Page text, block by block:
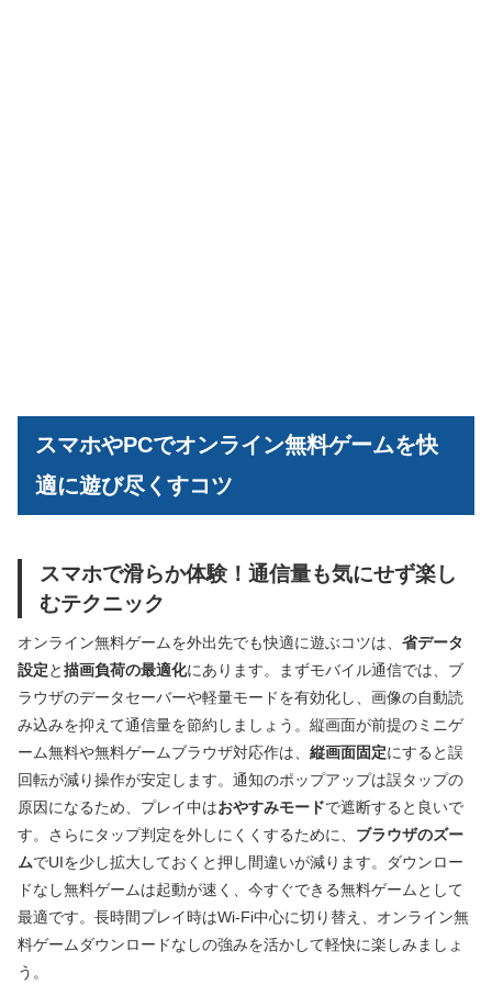
スマホやPCでオンライン無料ゲームを快
適に遊び尽くすコツ
スマホで滑らか体験！通信量も気にせず楽し
むテクニック
オンライン無料ゲームを外出先でも快適に遊ぶコツは、 省データ
設定と描画負荷の最適化にあります。まずモバイル通信では、ブ
ラウザのデータセーバーや軽量モードを有効化し、画像の自動読
み込みを抑えて通信量を節約しましょう。縦画面が前提のミニゲ
ーム無料や無料ゲームブラウザ対応作は、 縦画面固定にすると誤
回転が減り操作が安定します。通知のポップアップは誤タップの
原因になるため、プレイ中はおやすみモードで遮断すると良いで
す。さらにタップ判定を外しにくくするために、 ブラウザのズー
ムでUIを少し拡大しておくと押し間違いが減ります。ダウンロー
ドなし無料ゲームは起動が速く、今すぐできる無料ゲームとして
最適です。長時間プレイ時はWi‑Fi中心に切り替え、オンライン無
料ゲームダウンロードなしの強みを活かして軽快に楽しみましょ
う。